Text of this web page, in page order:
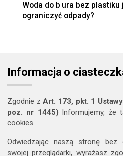
Woda do biura bez
ograniczyć odpady?
Informacja o
Zgodnie zArt. 173, pkt. 1
poz. nr 1445) Informujemy, że
cookies.
Odwiedzając naszą stronę bez
swojej przeglądarki, wyrażasz